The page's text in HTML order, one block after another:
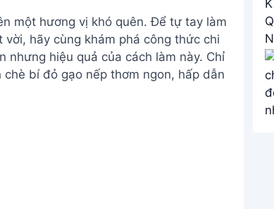
một hương vị khó quên. Để tự tay làm
hãy cùng khám phá công thức chi
hiệu quả của cách làm này. Chỉ
bí đỏ gạo nếp thơm ngon, hấp dẫn